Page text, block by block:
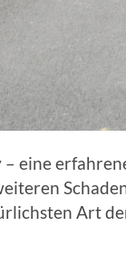
– eine
Art